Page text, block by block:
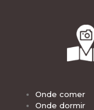
Onde comer
Onde dormir